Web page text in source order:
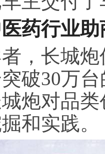
药行业助
，长城炮
破30万台
炮对品
和实践。